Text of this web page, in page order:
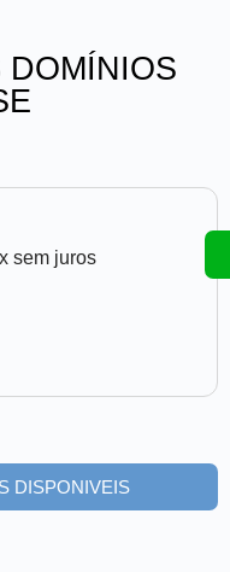
sem juros
DISPONIVEIS